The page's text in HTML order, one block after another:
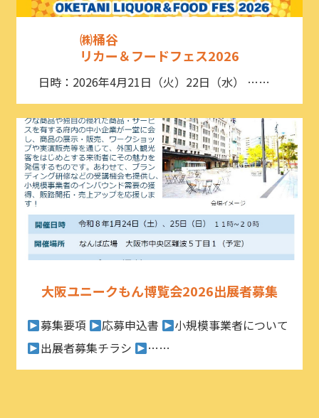
㈱桶谷
リカー＆フードフェス2026
日時：2026年4月21日（火）22日（水） ……
大阪ユニークもん博覧会2026出展者募集
募集要項 応募申込書
小規模事業者について
出展者募集チラシ
……